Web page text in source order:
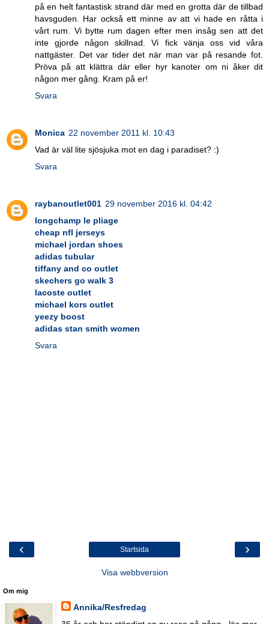
på en helt fantastisk strand där med en grotta där de tillbad
havsguden. Har också ett minne av att vi hade en råtta i
vårt rum. Vi bytte rum dagen efter men insåg sen att det
inte gjorde någon skillnad. Vi fick vänja oss vid våra
nattgäster. Det var tider det när man var på resande fot.
Pröva på att klättra där eller hyr kanoter om ni åker dit
någon mer gång. Kram på er!
Svara
Monica 22 november 2011 kl. 10:43
Vad är väl lite sjösjuka mot en dag i paradiset? :)
Svara
raybanoutlet001 29 november 2016 kl. 04:42
longchamp le pliage
cheap nfl jerseys
michael jordan shoes
adidas tubular
tiffany and co outlet
skechers go walk 3
lacoste outlet
michael kors outlet
yeezy boost
adidas stan smith women
Svara
‹ ›
Startsida
Visa webbversion
Om mig
Annika/Resfredag